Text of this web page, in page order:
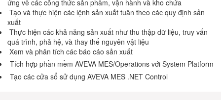
ứng về các công thức sản phẩm, vận hành và kho chứa
Tạo và thực hiện các lệnh sản xuất tuân theo các quy định sản
xuất
Thực hiện các khả năng sản xuất như thu thập dữ liệu, truy vấn
quá trình, phả hệ, và thay thế nguyên vật liệu
Xem và phân tích các báo cáo sản xuất
Tích hợp phần mềm AVEVA MES/Operations với System Platform
Tạo các cửa sổ sử dụng AVEVA MES .NET Control